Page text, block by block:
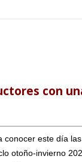
con
este día
otoño-invierno